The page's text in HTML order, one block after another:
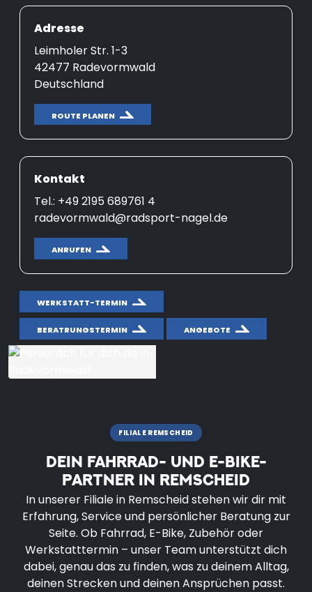
Adresse
Leimholer Str. 1-3
42477 Radevormwald
Deutschland
ROUTE PLANEN
Kontakt
Tel.: +49 2195 689761 4
radevormwald@radsport-nagel.de
ANRUFEN
WERKSTATT-TERMIN
BERATRUNGSTERMIN ANGEBOTE
FILIALE REMSCHEID
DEIN FAHRRAD- UND E-BIKE-
PARTNER IN REMSCHEID
In unserer Filiale in Remscheid stehen wir dir mit
Erfahrung, Service und persönlicher Beratung zur
Seite. Ob Fahrrad, E-Bike, Zubehör oder
Werkstatttermin – unser Team unterstützt dich
dabei, genau das zu finden, was zu deinem Alltag,
deinen Strecken und deinen Ansprüchen passt.